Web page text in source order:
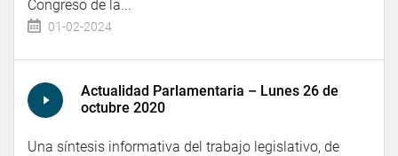
Congreso de la...
01-02-2024
Actualidad Parlamentaria – Lunes 26 de
octubre 2020
Una síntesis informativa del trabajo legislativo, de